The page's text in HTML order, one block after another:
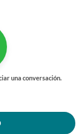
una conversación.